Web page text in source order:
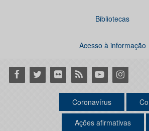
Bibliotecas
Acesso à informação
Facebook
Twitter Flickr RSS YoutubeInstagram
Coronavírus
Ações afirmativas